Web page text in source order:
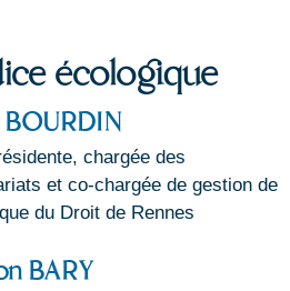
écologique
BOURDIN
chargée des
et co-chargée de gestion de
du Droit de Rennes
BARY